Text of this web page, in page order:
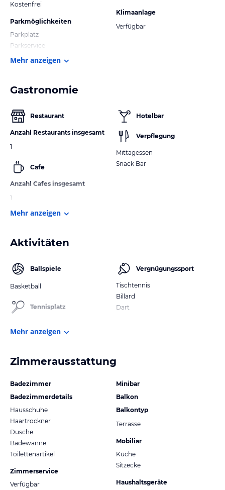
Kostenfrei
Parkmöglichkeiten
Parkplatz
Parkservice
Klimaanlage
Verfügbar
Mehr anzeigen
Gastronomie
Restaurant
Anzahl Restaurants insgesamt
1
Cafe
Anzahl Cafes insgesamt
1
Hotelbar
Verpflegung
Mittagessen
Snack Bar
Mehr anzeigen
Aktivitäten
Ballspiele
Basketball
Tennisplatz
Vergnügungssport
Tischtennis
Billard
Dart
Mehr anzeigen
Zimmerausstattung
Badezimmer
Badezimmerdetails
Hausschuhe
Haartrockner
Dusche
Badewanne
Toilettenartikel
Zimmerservice
Verfügbar
Minibar
Balkon
Balkontyp
Terrasse
Mobiliar
Küche
Sitzecke
Haushaltsgeräte